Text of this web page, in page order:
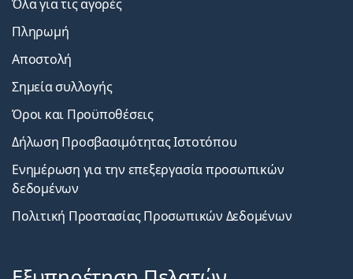
Όλα για τις αγορές
Πληρωμή
Αποστολή
Σημεία συλλογής
Όροι και Προϋποθέσεις
Δήλωση Προσβασιμότητας Ιστοτόπου
Ενημέρωση για την επεξεργασία προσωπικών
δεδομένων
Πολιτική Προστασίας Προσωπικών Δεδομένων